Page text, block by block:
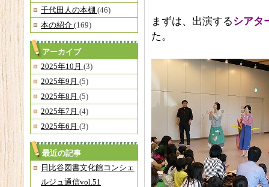
千代田人の本棚 (46)
本の紹介 (169)
アーカイブ
2025年10月 (3)
2025年9月 (5)
2025年8月 (5)
2025年7月 (4)
2025年6月 (3)
最近の記事
日比谷図書文化館コンシェ
ルジュ通信vol.51
まずは、出演するシアタ
た。